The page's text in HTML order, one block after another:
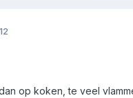
op koken, te veel